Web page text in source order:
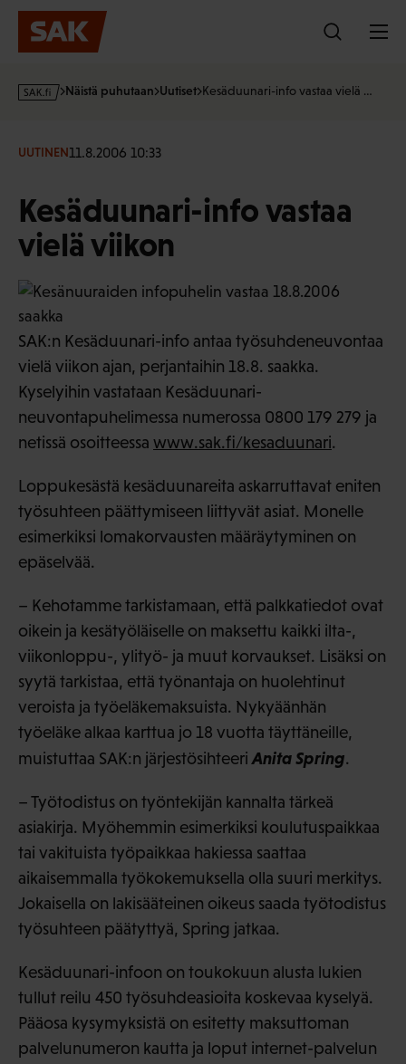
Hyppää
sisältöön
s
·
Näistä puhutaan Uutiset Kesäduunari-info vastaa vielä …
UUTINEN11.8.2006 10:33
Kesäduunari-info vastaa
vielä viikon
SAK:n Kesäduunari-info antaa työsuhdeneuvontaa
vielä viikon ajan, perjantaihin 18.8. saakka.
Kyselyihin vastataan Kesäduunari-
neuvontapuhelimessa numerossa 0800 179 279 ja
netissä osoitteessa www.sak.fi/kesaduunari.
Loppukesästä kesäduunareita askarruttavat eniten
työsuhteen päättymiseen liittyvät asiat. Monelle
esimerkiksi lomakorvausten määräytyminen on
epäselvää.
– Kehotamme tarkistamaan, että palkkatiedot ovat
oikein ja kesätyöläiselle on maksettu kaikki ilta-,
viikonloppu-, ylityö- ja muut korvaukset. Lisäksi on
syytä tarkistaa, että työnantaja on huolehtinut
veroista ja työeläkemaksuista. Nykyäänhän
työeläke alkaa karttua jo 18 vuotta täyttäneille,
muistuttaa SAK:n järjestösihteeri Anita Spring.
– Työtodistus on työntekijän kannalta tärkeä
asiakirja. Myöhemmin esimerkiksi koulutuspaikkaa
tai vakituista työpaikkaa hakiessa saattaa
aikaisemmalla työkokemuksella olla suuri merkitys.
Jokaisella on lakisääteinen oikeus saada työtodistus
työsuhteen päätyttyä, Spring jatkaa.
Kesäduunari-infoon on toukokuun alusta lukien
tullut reilu 450 työsuhdeasioita koskevaa kyselyä.
Pääosa kysymyksistä on esitetty maksuttoman
palvelunumeron kautta ja loput internet-palvelun